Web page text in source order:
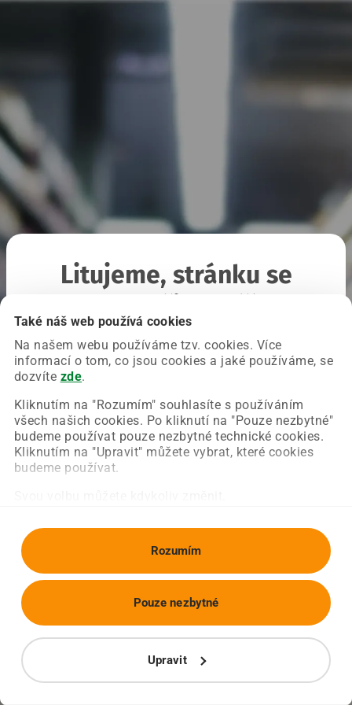
Také náš web používá cookies
Na našem webu používáme tzv. cookies. Více
informací o tom, co jsou cookies a jaké používáme, se
dozvíte zde.
Kliknutím na "Rozumím" souhlasíte s používáním
všech našich cookies. Po kliknutí na "Pouze nezbytné"
budeme používat pouze nezbytné technické cookies.
Kliknutím na "Upravit" můžete vybrat, které cookies
budeme používat.
Rozumím
Upravit
Pouze nezbytné
Litujeme, stránku se
Chyba nastala na naší straně a už ji opravujeme.
Zkuste prosím znovu načíst požadovanou stránku.
Obnovit stránku Úvodní strana